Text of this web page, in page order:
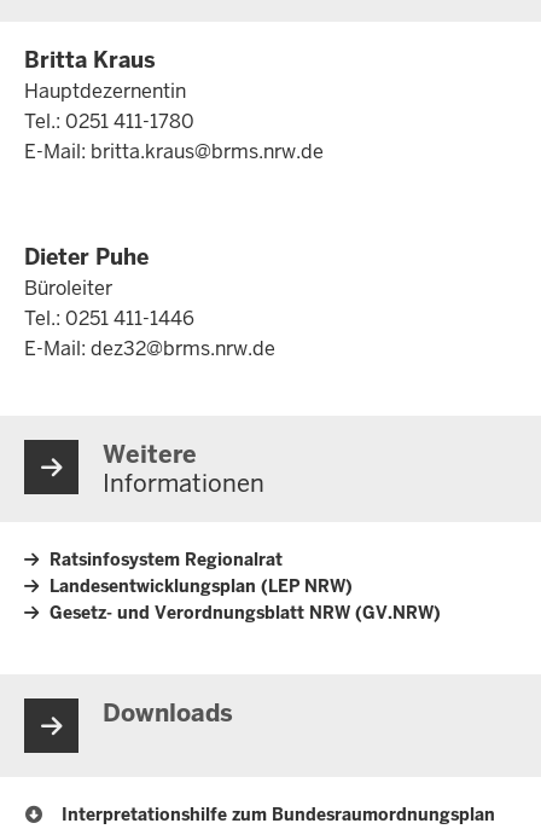
Britta Kraus
Hauptdezernentin
Tel.: 0251 411-1780
E-Mail: britta.kraus@brms.nrw.de
Dieter Puhe
Büroleiter
Tel.: 0251 411-1446
E-Mail: dez32@brms.nrw.de
Weitere
Informationen
Ratsinfosystem Regionalrat
Landesentwicklungsplan (LEP NRW)
Gesetz- und Verordnungsblatt NRW (GV.NRW)
Downloads
Interpretationshilfe zum Bundesraumordnungsplan